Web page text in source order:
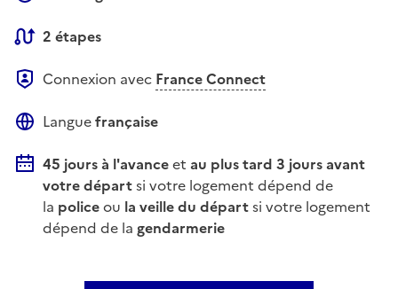
2 étapes
Connexion avec France Connect
Languefrançaise
45 jours à l'avanceet au plus tard 3 jours avant
votre départsi votre logement dépend de
la policeou la veille du départsi votre logement
dépend de la gendarmerie